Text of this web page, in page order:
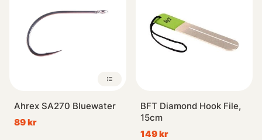
Ahrex SA270 Bluewater
89 kr
BFT Diamond Hook File,
15cm
149 kr